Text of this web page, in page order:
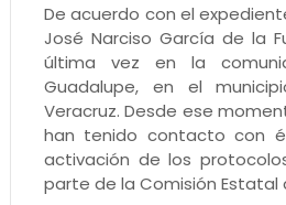
De acuerdo con el
José Narciso García de la
última vez en la
Guadalupe, en el
Veracruz. Desde ese
han tenido contacto con
activación de los
parte de la Comisión Estatal